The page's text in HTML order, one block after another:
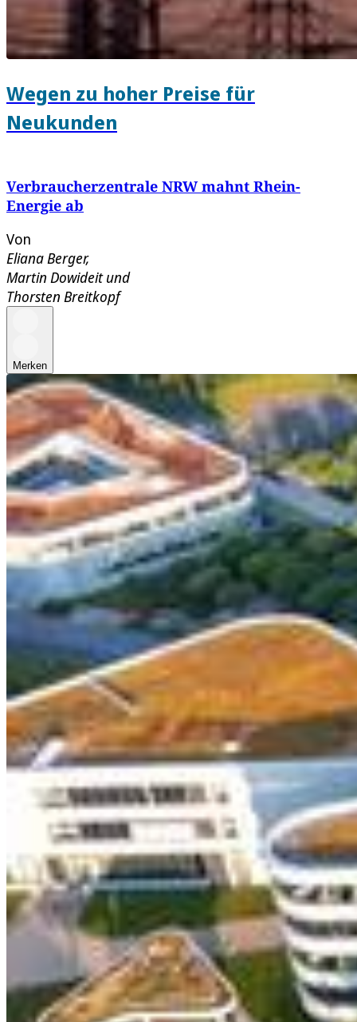
Wegen zu hoher Preise für
Neukunden
Verbraucherzentrale NRW mahnt Rhein-
Energie ab
Von
Eliana Berger,
Martin Dowideitund
Thorsten Breitkopf
Merken